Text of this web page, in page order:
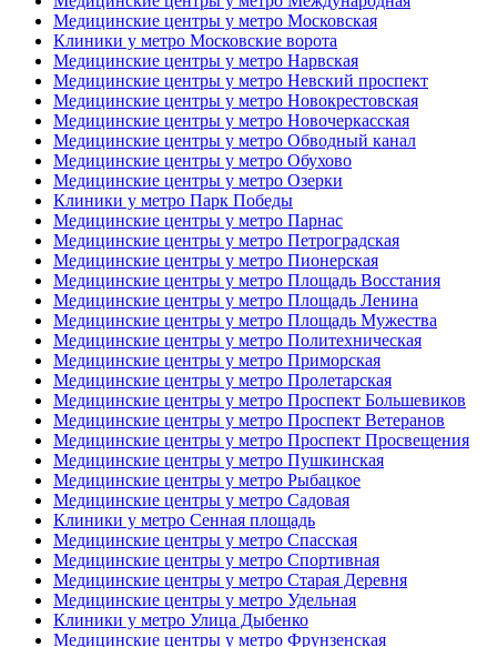
Медицинские центры у метро Московская
Клиники у метро Московские ворота
Медицинские центры у метро Нарвская
Медицинские центры у метро Невский проспект
Медицинские центры у метро Новокрестовская
Медицинские центры у метро Новочеркасская
Медицинские центры у метро Обводный канал
Медицинские центры у метро Обухово
Медицинские центры у метро Озерки
Клиники у метро Парк Победы
Медицинские центры у метро Парнас
Медицинские центры у метро Петроградская
Медицинские центры у метро Пионерская
Медицинские центры у метро Площадь Восстания
Медицинские центры у метро Площадь Ленина
Медицинские центры у метро Площадь Мужества
Медицинские центры у метро Политехническая
Медицинские центры у метро Приморская
Медицинские центры у метро Пролетарская
Медицинские центры у метро Проспект Большевиков
Медицинские центры у метро Проспект Ветеранов
Медицинские центры у метро Проспект Просвещения
Медицинские центры у метро Пушкинская
Медицинские центры у метро Рыбацкое
Медицинские центры у метро Садовая
Клиники у метро Сенная площадь
Медицинские центры у метро Спасская
Медицинские центры у метро Спортивная
Медицинские центры у метро Старая Деревня
Медицинские центры у метро Удельная
Клиники у метро Улица Дыбенко
Медицинские центры у метро Фрунзенская